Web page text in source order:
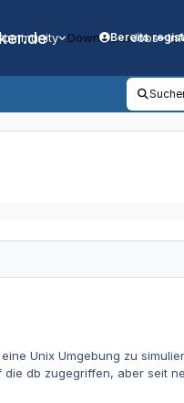
DownloadsJobs
Bereits
Unix Umgebung zu
db zugegriffen, aber seit